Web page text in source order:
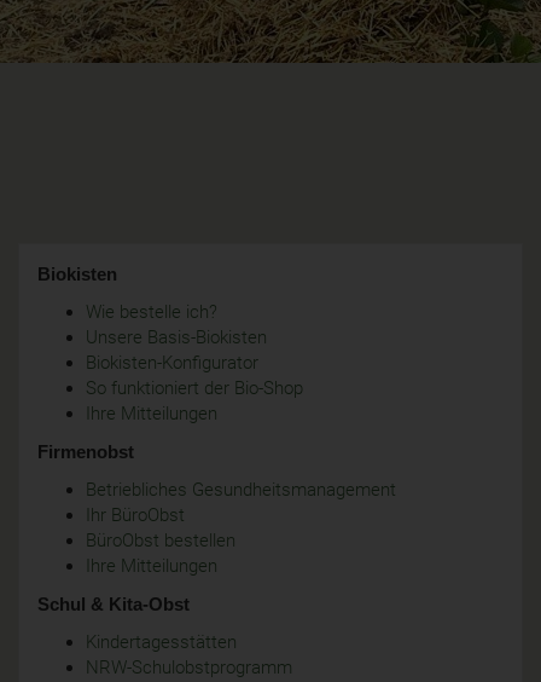
Biokisten
Wie bestelle ich?
Unsere Basis-Biokisten
Biokisten-Konfigurator
So funktioniert der Bio-Shop
Ihre Mitteilungen
Firmenobst
Betriebliches Gesundheitsmanagement
Ihr BüroObst
BüroObst bestellen
Ihre Mitteilungen
Schul & Kita-Obst
Kindertagesstätten
NRW-Schulobstprogramm